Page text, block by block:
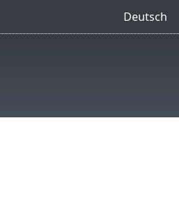
Deutsch